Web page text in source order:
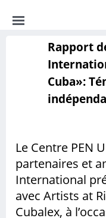
CATEGORIAS
Noticias
Opinión
Pen Internacional
Literatura
Rapport
Cuba»:
Le Centre PEN
partenaires et
International
avec Artists at
Cubalex, à